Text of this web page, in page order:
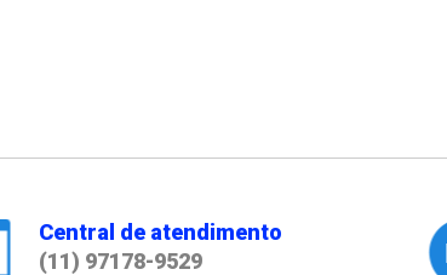
Central de atendimento
(11) 97178-9529